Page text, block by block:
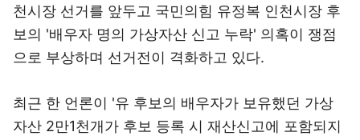
천시장 선거를 앞두고 국민의힘 유정복 인천시장 후
보의 '배우자 명의 가상자산 신고 누락' 의혹이 쟁점
으로 부상하며 선거전이 격화하고 있다.
최근 한 언론이 '유 후보의 배우자가 보유했던 가상
자산 2만1천개가 후보 등록 시 재산신고에 포함되지